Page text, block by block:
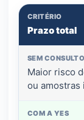
Prazo total
Maior risco
ou amostras